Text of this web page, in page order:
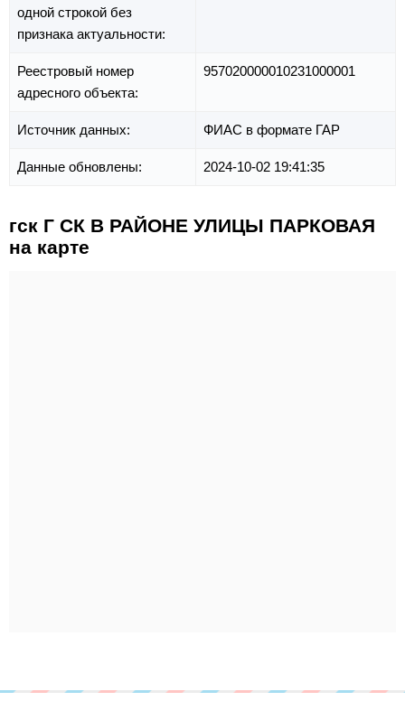
одной строкой без
признака актуальности:
Реестровый номер
адресного объекта:
957020000010231000001
Источник данных: ФИАС в формате ГАР
Данные обновлены: 2024-10-02 19:41:35
гск Г СК В РАЙОНЕ УЛИЦЫ ПАРКОВАЯ
на карте